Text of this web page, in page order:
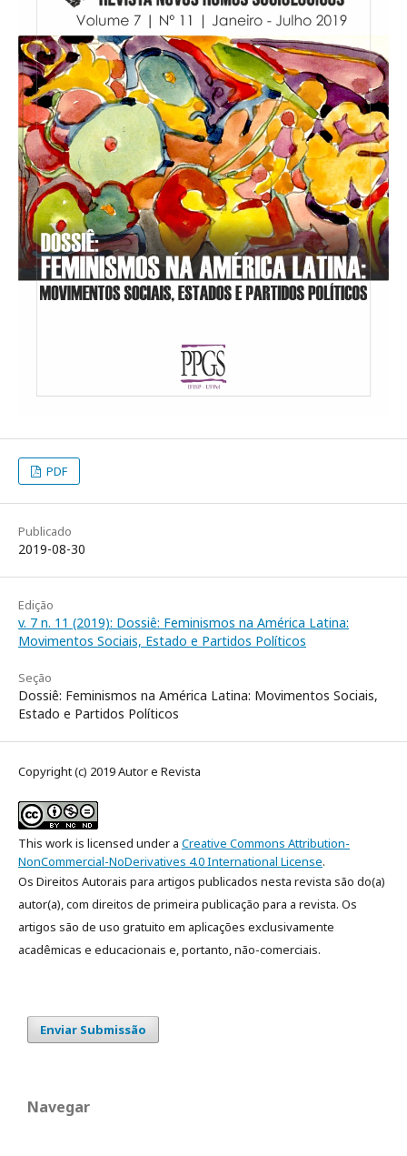
PDF
Publicado
2019-08-30
Edição
v. 7 n. 11 (2019): Dossiê: Feminismos na América Latina:
Movimentos Sociais, Estado e Partidos Políticos
Seção
Dossiê: Feminismos na América Latina: Movimentos Sociais,
Estado e Partidos Políticos
Copyright (c) 2019 Autor e Revista
This work is licensed under a Creative Commons Attribution-
NonCommercial-NoDerivatives 4.0 International License.
Os Direitos Autorais para artigos publicados nesta revista são do(a)
autor(a), com direitos de primeira publicação para a revista. Os
artigos são de uso gratuito em aplicações exclusivamente
acadêmicas e educacionais e, portanto, não-comerciais.
Enviar Submissão
Navegar